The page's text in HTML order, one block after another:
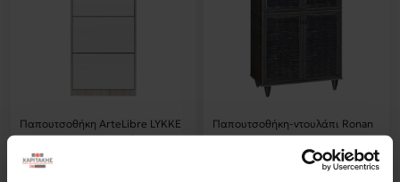
Παπουτσοθήκη ArteLibre LYKKE
Φυσικό Μοριοσανίδα/Μελαμίνη
50x24x148cm
Παπουτσοθήκη-ντουλάπι Ronan
pakoworld χρώμα wenge